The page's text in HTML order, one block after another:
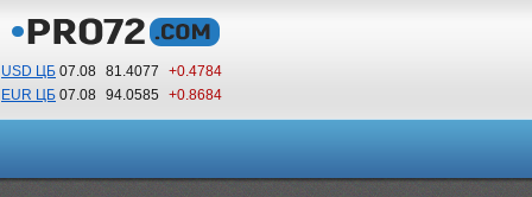
USD ЦБ 07.08 81.4077
+0.4784
EUR ЦБ 07.08 94.0585 +0.8684
21 57